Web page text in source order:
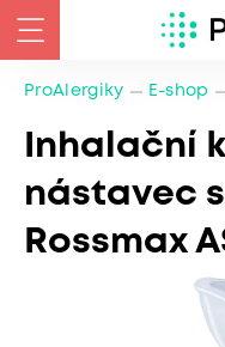
ProAlergiky E-shop
Inhalační
nástavec
Rossmax